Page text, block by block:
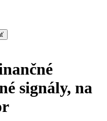
signály, na